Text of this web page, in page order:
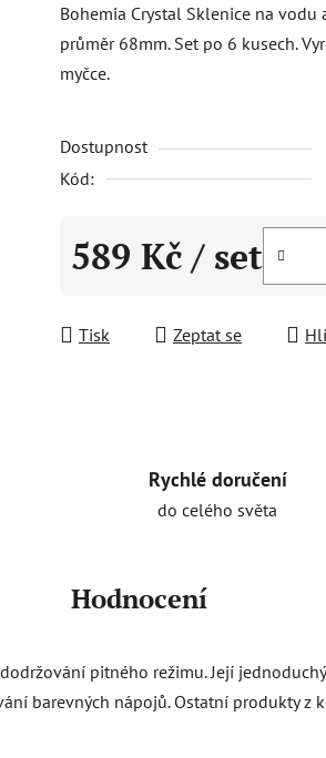
je
0,0
z
hvězdiček.
Bohemia Crystal Sklenice na
průměr 68mm. Set po 6 kusech.
myčce.
Dostupnost
Kód:
589 Kč / set
Tisk Zeptat se
Rychlé doručení
do celého světa
Hodnocení
pitného režimu. Její
barevných nápojů. Ostatní produkty z